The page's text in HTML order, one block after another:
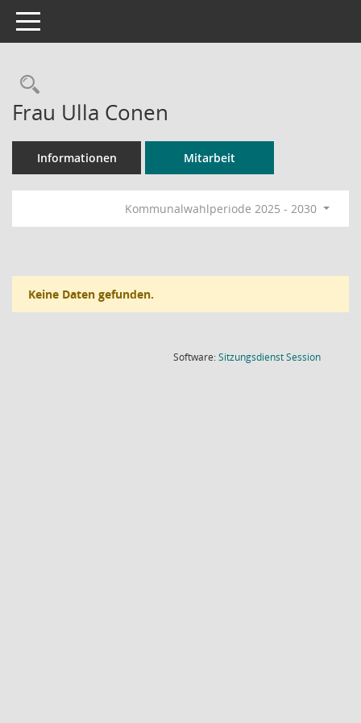
Toggle navigation
Rechercheauswahl
Frau Ulla Conen
Informationen Mitarbeit
Kommunalwahlperiode 2025 - 2030
Keine Daten gefunden.
Software:SitzungsdienstSession(Wird in